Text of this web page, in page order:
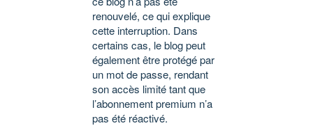
renouvelé, ce qui explique
cette interruption. Dans
certains cas, le blog peut
également être protégé par
un mot de passe, rendant
son accès limité tant que
l’abonnement premium n’a
pas été réactivé.